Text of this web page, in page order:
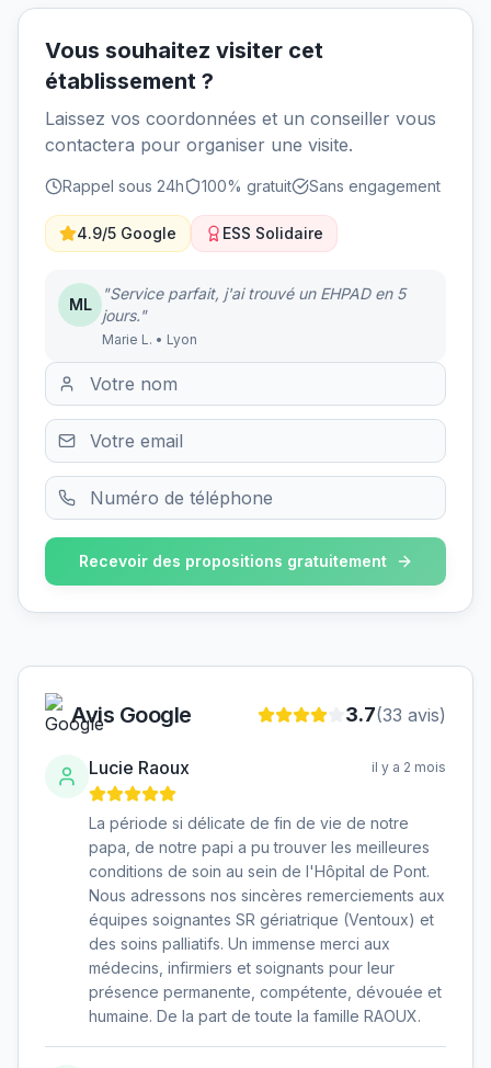
Vous souhaitez visiter cet
établissement ?
Laissez vos coordonnées et un conseiller vous
contactera pour organiser une visite.
Rappel sous 24h 100% gratuit Sans engagement
4.9/5 Google ESS Solidaire
ML
"Service parfait, j'ai trouvé un EHPAD en 5
jours."
Marie L. • Lyon
Recevoir des propositions gratuitement
Avis Google 3.7(33 avis)
Lucie Raoux il y a 2 mois
La période si délicate de fin de vie de notre
papa, de notre papi a pu trouver les meilleures
conditions de soin au sein de l'Hôpital de Pont.
Nous adressons nos sincères remerciements aux
équipes soignantes SR gériatrique (Ventoux) et
des soins palliatifs. Un immense merci aux
médecins, infirmiers et soignants pour leur
présence permanente, compétente, dévouée et
humaine. De la part de toute la famille RAOUX.